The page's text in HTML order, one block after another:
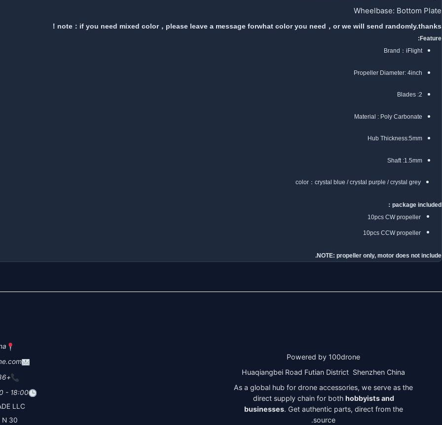
Wheelbase: Bottom Plate
note：if you need mixed color，please leave a message forwhat color you need，or we will send randomly.thanks！
Feature:
Brand：iFlight
Propeller Diameter: 4inch
Blades :2
Material : Poly Carbonate
Hub Thickness:5mm
Shaft :1.5mm
color：crystal blue / crystal purple / crystal grey
package included：
10pcs CW propeller
10pcs CCW propeller
NOTE: propeller only, motor does not include.
Powered by 100drone
Huaqiangbei Road Futian District Shenzhen China
As a global hub for drone accessories, we serve as the
direct supply chain for both hobbyists and
businesses. Get authentic parts, direct from the
source.
+86 19
- 18:00
LLC
30 N Gould St Ste N